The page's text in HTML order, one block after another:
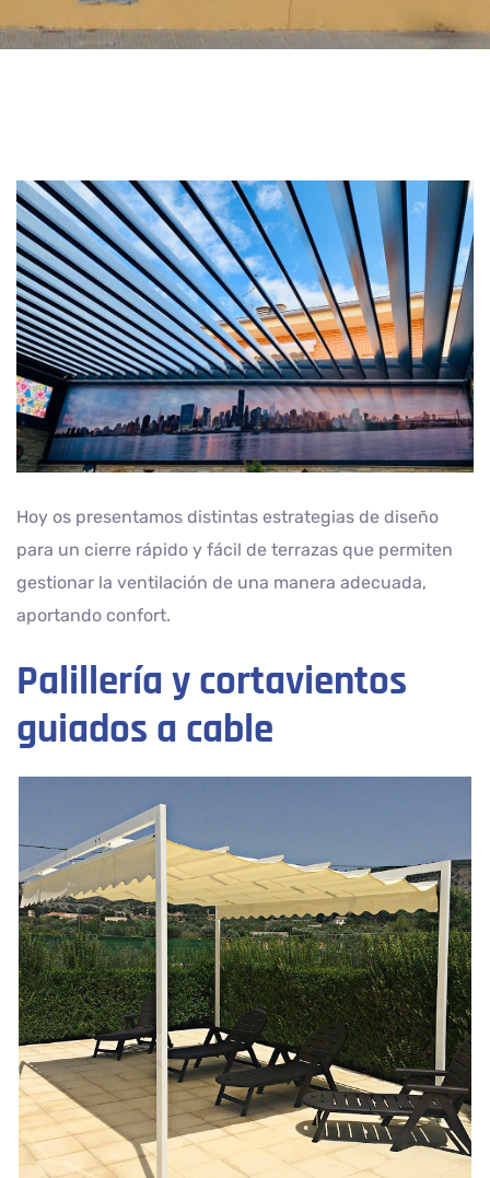
Hoy os presentamos distintas estrategias de diseño
para un cierre rápido y fácil de terrazas que permiten
gestionar la ventilación de una manera adecuada,
aportando confort.
Palillería y cortavientos
guiados a cable